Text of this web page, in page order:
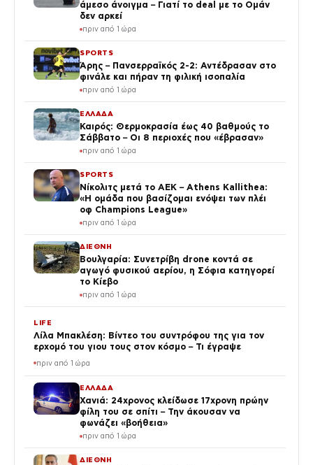
άμεσο άνοιγμα – Γιατί το deal με το Ομάν
δεν αρκεί
πριν από 1 ώρα
SPORTS
Άρης – Πανσερραϊκός 2-2: Αντέδρασαν στο
φινάλε και πήραν τη φιλική ισοπαλία
πριν από 1 ώρα
ΕΛΛΑΔΑ
Καιρός: Θερμοκρασία έως 40 βαθμούς το
Σάββατο – Οι 8 περιοχές που «έβρασαν»
πριν από 1 ώρα
SPORTS
Νίκολιτς μετά το ΑΕΚ – Athens Kallithea:
«Η ομάδα που βασίζομαι ενόψει των πλέι
οφ Champions League»
πριν από 1 ώρα
ΔΙΕΘΝΗ
Βουλγαρία: Συνετρίβη drone κοντά σε
αγωγό φυσικού αερίου, η Σόφια κατηγορεί
το Κίεβο
πριν από 1 ώρα
LIFE
Λίλα Μπακλέση: Βίντεο του συντρόφου της για τον
ερχομό του γιου τους στον κόσμο – Τι έγραψε
πριν από 1 ώρα
ΕΛΛΑΔΑ
Χανιά: 24χρονος κλείδωσε 17χρονη πρώην
φίλη του σε σπίτι – Την άκουσαν να
φωνάζει «βοήθεια»
πριν από 1 ώρα
ΔΙΕΘΝΗ